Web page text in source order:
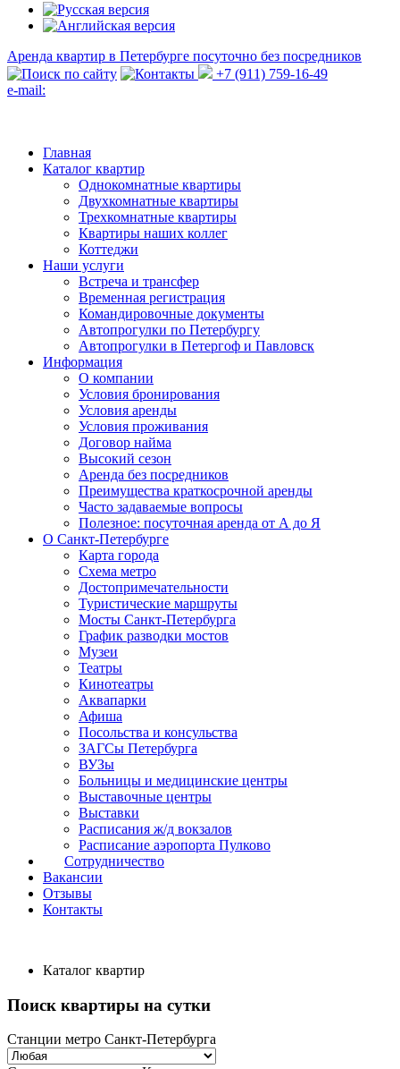
Аренда квартир в Петербурге посуточно без посредников
+7 (911) 759-16-49
e-mail:
Главная
Каталог квартир
Однокомнатные квартиры
Двухкомнатные квартиры
Трехкомнатные квартиры
Квартиры наших коллег
Коттеджи
Наши услуги
Встреча и трансфер
Временная регистрация
Командировочные документы
Автопрогулки по Петербургу
Автопрогулки в Петергоф и Павловск
Информация
О компании
Условия бронирования
Условия аренды
Условия проживания
Договор найма
Высокий сезон
Аренда без посредников
Преимущества краткосрочной аренды
Часто задаваемые вопросы
Полезное: посуточная аренда от А до Я
О Санкт-Петербурге
Карта города
Схема метро
Достопримечательности
Туристические маршруты
Мосты Санкт-Петербурга
График разводки мостов
Музеи
Театры
Кинотеатры
Аквапарки
Афиша
Посольства и консульства
ЗАГСы Петербурга
ВУЗы
Больницы и медицинские центры
Выставочные центры
Выставки
Расписания ж/д вокзалов
Расписание аэропорта Пулково
Сотрудничество
Вакансии
Отзывы
Контакты
Каталог квартир
Поиск квартиры на сутки
Станции метро Санкт-Петербурга